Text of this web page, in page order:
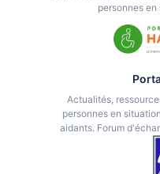
personnes
Actualités,
personnes en
aidants. Forum